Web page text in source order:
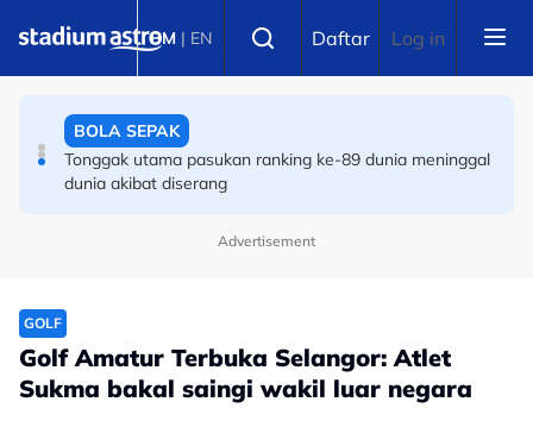
BM | EN Daftar Log in
Piala Hyundai ASEAN: Filipina sedia akhiri kemarau
BOLA SEPAK
Tonggak utama pasukan ranking ke-89 dunia meninggal
dunia akibat diserang
Advertisement
GOLF
Golf Amatur Terbuka Selangor: Atlet
Sukma bakal saingi wakil luar negara